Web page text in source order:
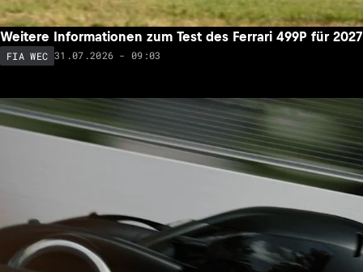
Weitere Informationen zum Test des Ferrari 499P für 2027
FIA WEC 31.07.2026 - 09:03